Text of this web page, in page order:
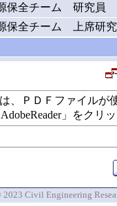
保全チーム 研究員
保全チーム 上席研
、ＰＤＦファイル
」をク
2023 Civil Engineering